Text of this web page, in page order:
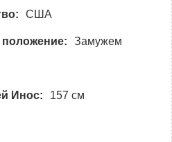
США
Замужем
Инос: 157 см